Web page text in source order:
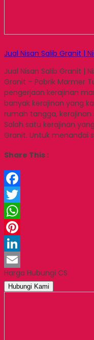
Jual Nisan Salib Granit |
Jual Nisan Salib Granit |
Granit – Pabrik Marmer
pengerjaan kerajinan
banyak kerajinan yang
rumah tangga,
Salah satu kerajinan
Granit. Untuk menandai
Share This :
Facebook
Twitter
WhatsApp
Pinterest
LinkedIn
Email
Harga Hubungi CS
Hubungi Kami